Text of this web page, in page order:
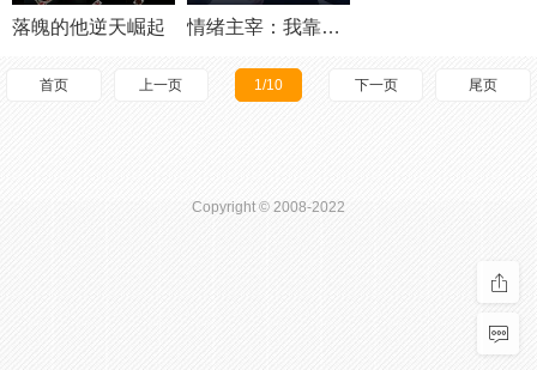
落魄的他逆天崛起 情绪主宰：我靠反转人生封神
首页 上一页 1/10 下一页 尾页
Copyright © 2008-2022